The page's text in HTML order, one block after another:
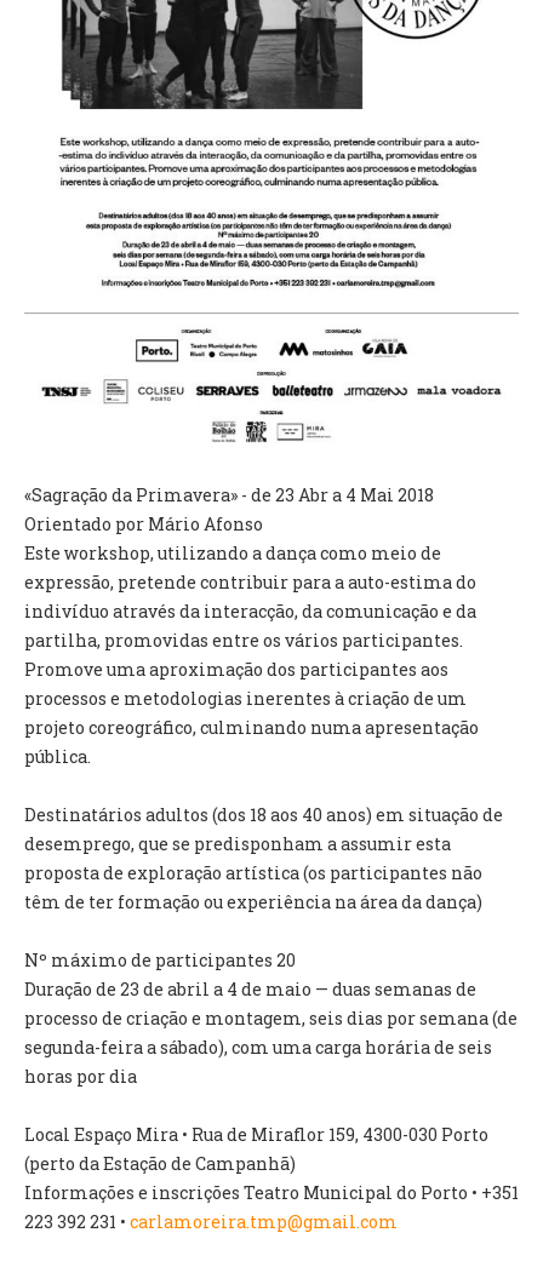
VÍDEOS
AUTARQUIA
PRESIDENTE
EXECUTIVO E PELOUROS
ASSEMBLEIA DE FREGUESIA
GRAVAÇÕES DAS REUNIÕES PÚBLICAS DO EXECUTIVO
DOCUMENTOS
ATAS E DOCUMENTOS DA ASSEMBLEIA
PLANO E ORÇAMENTO
RELATÓRIO E CONTAS
INVENTÁRIO
RECRUTAMENTO PESSOAL
CÓDIGO DE CONDUTA
ORÇAMENTO COLABORATIVO
FUNDO DE APOIO AO ASSOCIATIVISMO
SUBVENÇÕES PÚBLICAS
SERVIÇOS
SECRETARIA
CANÍDEOS
RECENSEAMENTO ELEITORAL
ATESTADOS
VENDA AMBULANTE
EMPREGO (GIP)
O GABINETE
APOIO AOS DESEMPREGADOS
APOIO ÀS EMPRESAS
OFERTAS DE EMPREGO
«Sagração da Primavera» - de 23 Abr a 4 Mai 2018
Orientado por Mário Afonso
Este workshop, utilizando a dança como meio de
expressão, pretende contribuir para a auto-estima do
indivíduo através da interacção, da comunicação e da
partilha, promovidas entre os vários participantes.
Promove uma aproximação dos participantes aos
processos e metodologias inerentes à criação de um
projeto coreográfico, culminando numa apresentação
pública.
Destinatários adultos (dos 18 aos 40 anos) em situação de
desemprego, que se predisponham a assumir esta
proposta de exploração artística (os participantes não
têm de ter formação ou experiência na área da dança)
Nº máximo de participantes 20
Duração de 23 de abril a 4 de maio — duas semanas de
processo de criação e montagem, seis dias por semana (de
segunda-feira a sábado), com uma carga horária de seis
horas por dia
Local Espaço Mira • Rua de Miraflor 159, 4300-030 Porto
(perto da Estação de Campanhã)
Informações e inscrições Teatro Municipal do Porto • +351
223 392 231 • carlamoreira.tmp@gmail.com